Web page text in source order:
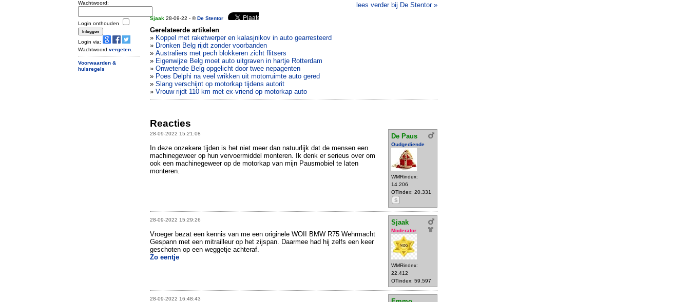
Wachtwoord:
Login onthouden
Login via:
Wachtwoord vergeten
Voorwaarden &
huisregels
lees verder bij De Stentor »
Sjaak 28-09-22 - ©De Stentor
Gerelateerde artikelen
» Koppel met raketwerper en kalasjnikov in auto gearresteerd
» Dronken Belg rijdt zonder voorbanden
» Australiers met pech blokkeren zicht flitsers
» Eigenwijze Belg moet auto uitgraven in hartje Rotterdam
» Onwetende Belg opgelicht door twee nepagenten
» Poes Delphi na veel wrikken uit motorruimte auto gered
» Slang verschijnt op motorkap tijdens autorit
» Vrouw rijdt 110 km met ex-vriend op motorkap auto
Reacties
28-09-2022 15:21:08 De Paus
Oudgediende
WMRindex:
14.206
OTindex: 20.331
S
In deze onzekere tijden is het niet meer dan natuurlijk dat de mensen een
machinegeweer op hun vervoermiddel monteren. Ik denk er serieus over om
ook een machinegeweer op de motorkap van mijn Pausmobiel te laten
monteren.
28-09-2022 15:29:26 Sjaak
Moderator
WMRindex:
22.412
OTindex: 59.597
Vroeger bezat een kennis van me een originele WOII BMW R75 Wehrmacht
Gespann met een mitrailleur op het zijspan. Daarmee had hij zelfs een keer
geschoten op een weggetje achteraf.
Zo eentje
28-09-2022 16:48:43